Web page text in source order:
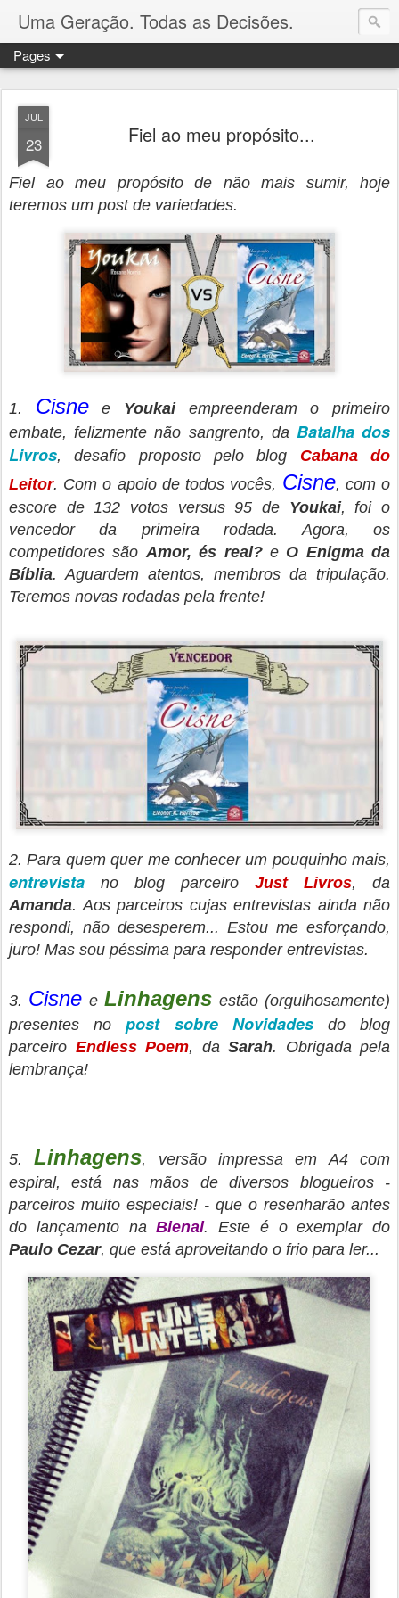
Uma Geração. Todas as Decisões.
Pages
JUL
23 Fiel ao meu propósito...
Fiel ao meu propósito de não mais sumir, hoje
teremos um post de variedades.
1. Cisnee Youkaiempreenderam o primeiro
embate, felizmente não sangrento, da Batalha dos
Livros, desafio proposto pelo blog Cabana do
Leitor. Com o apoio de todos vocês, Cisne, com o
escore de 132 votos versus 95 de Youkai, foi o
vencedor da primeira rodada. Agora, os
competidores são Amor, és real?e O Enigma da
Bíblia. Aguardem atentos, membros da tripulação.
Teremos novas rodadas pela frente!
2. Para quem quer me conhecer um pouquinho mais,
entrevista no blog parceiro Just Livros, da
Amanda. Aos parceiros cujas entrevistas ainda não
respondi, não desesperem... Estou me esforçando,
juro! Mas sou péssima para responder entrevistas.
3. Cisne eLinhagens estão (orgulhosamente)
presentes nopost sobre Novidadesdo blog
parceiro Endless Poem, da Sarah. Obrigada pela
lembrança!
5.Linhagens, versão impressa em A4 com
espiral, está nas mãos de diversos blogueiros -
parceiros muito especiais! - que o resenharão antes
do lançamento naBienal. Este é o exemplar do
Paulo Cezar, que está aproveitando o frio para ler...